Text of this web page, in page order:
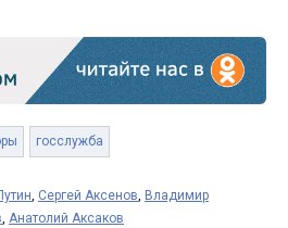
госслужба
, Сергей Аксенов, Владимир
, Анатолий Аксаков